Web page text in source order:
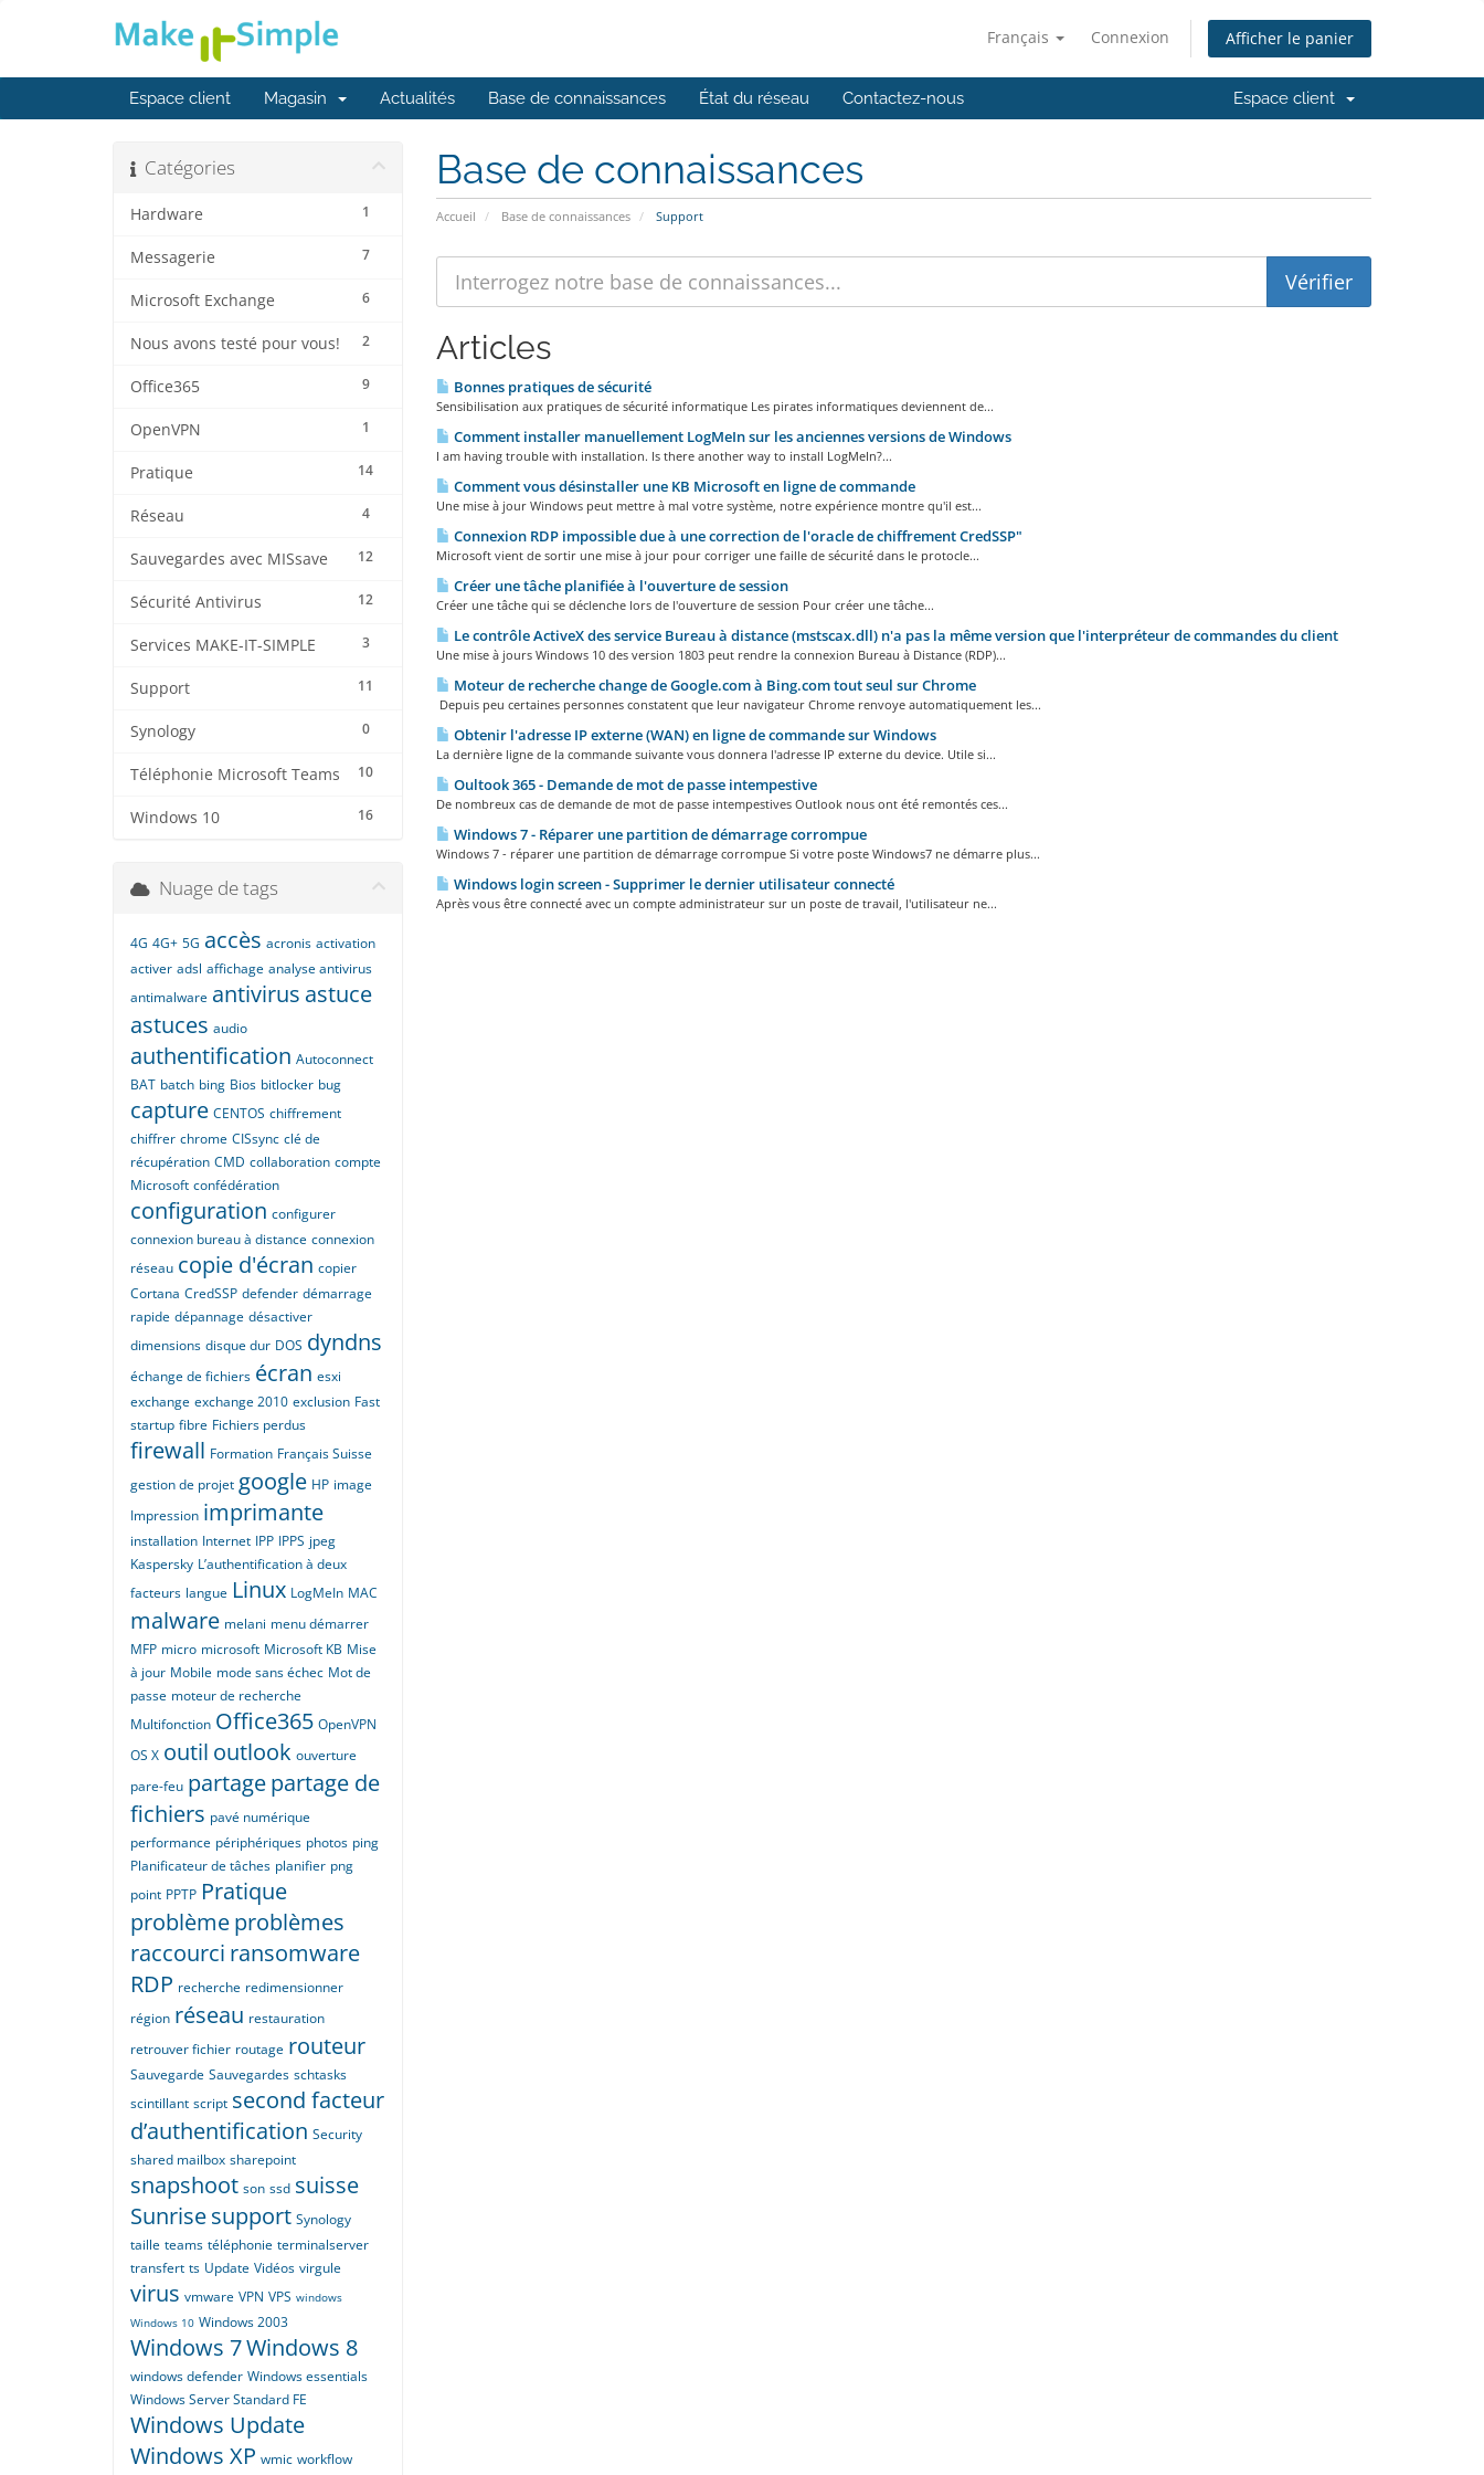
Français Connexion Afficher le panier
Espace client Magasin Actualités Base de connaissances État du réseau Contactez-nous Espace client
Base de connaissances
Accueil Base de connaissances Support
Catégories
1
Hardware
7
Messagerie
6
Microsoft Exchange
2
Nous avons testé pour vous!
9
Office365
1
OpenVPN
14
Pratique
4
Réseau
12
Sauvegardes avec MISsave
12
Sécurité Antivirus
3
Services MAKE-IT-SIMPLE
11
Support
0
Synology
10
Téléphonie Microsoft Teams
16
Windows 10
Articles
Bonnes pratiques de sécurité
Sensibilisation aux pratiques de sécurité informatique Les pirates informatiques deviennent de...
Comment installer manuellement LogMeIn sur les anciennes versions de Windows
I am having trouble with installation. Is there another way to install LogMeIn?...
Comment vous désinstaller une KB Microsoft en ligne de commande
Une mise à jour Windows peut mettre à mal votre système, notre expérience montre qu'il est...
Connexion RDP impossible due à une correction de l'oracle de chiffrement CredSSP"
Microsoft vient de sortir une mise à jour pour corriger une faille de sécurité dans le protocle...
Créer une tâche planifiée à l'ouverture de session
Créer une tâche qui se déclenche lors de l'ouverture de session Pour créer une tâche...
Le contrôle ActiveX des service Bureau à distance (mstscax.dll) n'a pas la même version que l'interpréteur de commandes du client
Une mise à jours Windows 10 des version 1803 peut rendre la connexion Bureau à Distance (RDP)...
Moteur de recherche change de Google.com à Bing.com tout seul sur Chrome
Depuis peu certaines personnes constatent que leur navigateur Chrome renvoye automatiquement les...
Obtenir l'adresse IP externe (WAN) en ligne de commande sur Windows
La dernière ligne de la commande suivante vous donnera l'adresse IP externe du device. Utile si...
Oultook 365 - Demande de mot de passe intempestive
De nombreux cas de demande de mot de passe intempestives Outlook nous ont été remontés ces...
Windows 7 - Réparer une partition de démarrage corrompue
Windows 7 - réparer une partition de démarrage corrompue Si votre poste Windows7 ne démarre plus...
Windows login screen - Supprimer le dernier utilisateur connecté
Après vous être connecté avec un compte administrateur sur un poste de travail, l'utilisateur ne...
Nuage de tags
4G 4G+ 5G accès acronis activation
activer adsl affichage analyse antivirus
antimalware antivirus astuce
astuces audio
authentification Autoconnect
BAT batch bing Bios bitlocker bug
capture CENTOS chiffrement
chiffrer chrome CISsync clé de
récupération CMD collaboration compte
Microsoft confédération
configuration configurer
connexion bureau à distance connexion
réseau copie d'écran copier
Cortana CredSSP defender démarrage
rapide dépannage désactiver
dimensions disque dur DOS dyndns
échange de fichiers écran esxi
exchange exchange 2010 exclusion Fast
startup fibre Fichiers perdus
firewall Formation Français Suisse
gestion de projet google HP image
Impression imprimante
installation Internet IPP IPPS jpeg
Kaspersky L’authentification à deux
facteurs langue Linux LogMeIn MAC
malware melani menu démarrer
MFP micro microsoft Microsoft KB Mise
à jour Mobile mode sans échec Mot de
passe moteur de recherche
Multifonction Office365 OpenVPN
OS X outil outlook ouverture
pare-feu partagepartage de
fichiers pavé numérique
performance périphériques photos ping
Planificateur de tâches planifier png
point PPTP Pratique
problèmeproblèmes
raccourci ransomware
RDP recherche redimensionner
région réseau restauration
retrouver fichier routage routeur
Sauvegarde Sauvegardes schtasks
scintillant script second facteur
d’authentification Security
shared mailbox sharepoint
snapshoot son ssd suisse
Sunrisesupport Synology
taille teams téléphonie terminalserver
transfert ts Update Vidéos virgule
virus vmware VPN VPS windows
Windows 10 Windows 2003
Windows 7Windows 8
windows defender Windows essentials
Windows Server Standard FE
Windows Update
Windows XP wmic workflow